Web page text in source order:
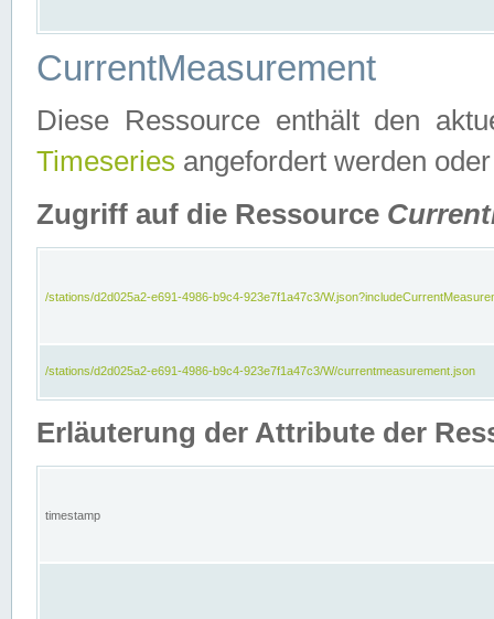
CurrentMeasurement
Diese Ressource enthält den
Timeseries angefordert werden
Zugriff auf die Ressource
/stations/d2d025a2-e691-4986-b9c4-923e7f1a47c3/
/stations/d2d025a2-e691-4986-b9c4-923e7f1a47c3/W/currentmeasurement.json
Erläuterung der Attribute der
timestamp